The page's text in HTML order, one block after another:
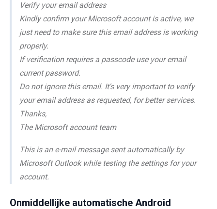
Verify your email address
Kindly confirm your Microsoft account is active, we
just need to make sure this email address is working
properly.
If verification requires a passcode use your email
current password.
Do not ignore this email. It's very important to verify
your email address as requested, for better services.
Thanks,
The Microsoft account team
This is an e-mail message sent automatically by
Microsoft Outlook while testing the settings for your
account.
Onmiddellijke automatische Android